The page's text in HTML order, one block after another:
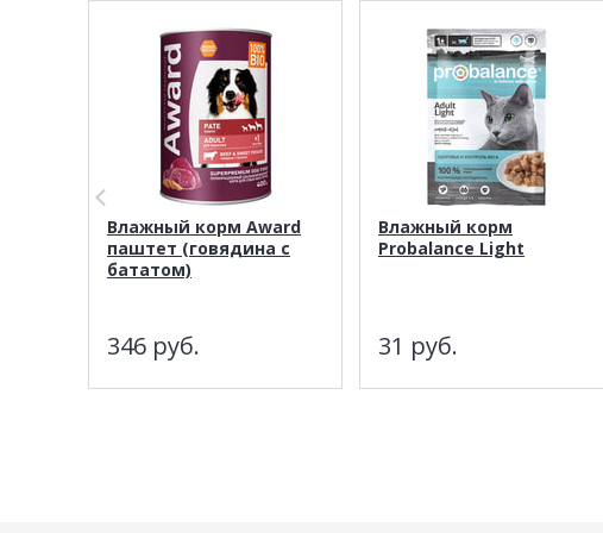
Влажный корм Award
паштет (говядина с
бататом)
346 руб.
Влажный корм
Probalance Light
31 руб.